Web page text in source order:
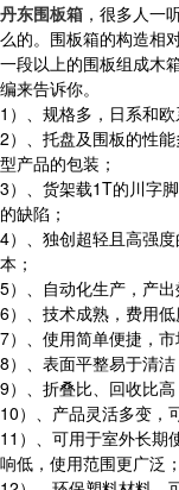
丹东围板箱 ，很多人一
么的。围板箱的构造相
一段以上的围板组成木
编来告诉你。
1）、规格多，日系和
2）、托盘及围板的性
型产品的包装；
3）、货架载1T的川字
的缺陷；
4）、独创超轻且高强
本；
5）、自动化生产，产
6）、技术成熟，费用低
7）、使用简单便捷，市
8）、表面平整易于清洁
9）、折叠比、回收比
10）、产品灵活多变，
11）、可用于室外长
响低，使用范围更广泛；